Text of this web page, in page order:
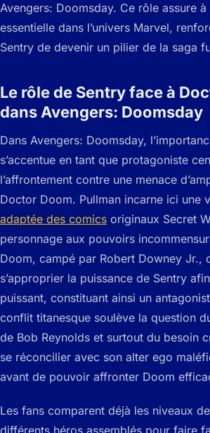
Avengers: Doomsday. Ce rôle assure
essentielle dans l’univers Marvel,
Sentry de devenir un pilier de la saga
Le rôle de Sentry face à
dans Avengers: Doomsday
Dans Avengers: Doomsday,
s’accentue en tant que protagoniste
l’affrontement contre une menace
Doctor Doom. Pullman incarne ici une
adaptée des comics originaux Secret
personnage aux pouvoirs
Doom, campé par Robert Downey Jr.,
s’approprier la puissance de Sentry
puissant, constituant ainsi un
conflit titanesque soulève la question
de Bob Reynolds et surtout du besoin
se réconcilier avec son alter ego
avant de pouvoir affronter Doom
Les fans comparent déjà les niveaux